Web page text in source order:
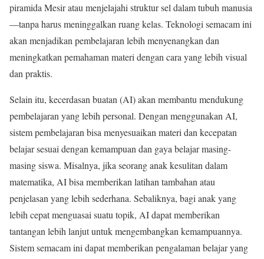
piramida Mesir atau menjelajahi struktur sel dalam tubuh manusia
—tanpa harus meninggalkan ruang kelas. Teknologi semacam ini
akan menjadikan pembelajaran lebih menyenangkan dan
meningkatkan pemahaman materi dengan cara yang lebih visual
dan praktis.
Selain itu, kecerdasan buatan (AI) akan membantu mendukung
pembelajaran yang lebih personal. Dengan menggunakan AI,
sistem pembelajaran bisa menyesuaikan materi dan kecepatan
belajar sesuai dengan kemampuan dan gaya belajar masing-
masing siswa. Misalnya, jika seorang anak kesulitan dalam
matematika, AI bisa memberikan latihan tambahan atau
penjelasan yang lebih sederhana. Sebaliknya, bagi anak yang
lebih cepat menguasai suatu topik, AI dapat memberikan
tantangan lebih lanjut untuk mengembangkan kemampuannya.
Sistem semacam ini dapat memberikan pengalaman belajar yang